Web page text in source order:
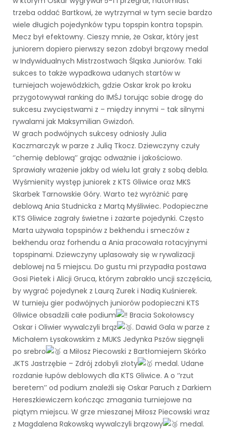
trzeba oddać Bartkowi, że wytrzymał w tym secie bardzo
wiele długich pojedynków typu topspin kontra topspin.
Mecz był efektowny. Cieszy mnie, że Oskar, który jest
juniorem dopiero pierwszy sezon zdobył brązowy medal
w Indywidualnych Mistrzostwach Śląska Juniorów. Taki
sukces to także wypadkowa udanych startów w
turniejach wojewódzkich, gdzie Oskar krok po kroku
przygotowywał ranking do IMŚJ torując sobie drogę do
sukcesu zwycięstwami z – między innymi – tak silnymi
rywalami jak Maksymilian Gwizdoń.
W grach podwójnych sukcesy odniosły Julia
Kaczmarczyk w parze z Julią Tkocz. Dziewczyny czuły
‘’chemię deblową’’ grając odważnie i jakościowo.
Sprawiały wrażenie jakby od wielu lat grały z sobą debla.
Wyśmienity występ juniorek z KTS Gliwice oraz MKS
Skarbek Tarnowskie Góry. Warto też wyróżnić parę
deblową Ania Studnicka z Martą Myśliwiec. Podopieczne
KTS Gliwice zagrały świetne i zażarte pojedynki. Często
Marta używała topspinów z bekhendu i smeczów z
bekhendu oraz forhendu a Ania pracowała rotacyjnymi
topspinami. Dziewczyny uplasowały się w rywalizacji
deblowej na 5 miejscu. Do gustu mi przypadła postawa
Gosi Pietek i Alicji Gruca, którym zabrakło uncji szczęścia,
by wygrać pojedynek z Laurą Zurek i Nadią Kuśnierek.
W turnieju gier podwójnych juniorów podopieczni KTS
Gliwice obsadzili całe podium
Bracia Sokołowscy
Oskar i Oliwier wywalczyli brąz
. Dawid Gala w parze z
Michałem Łysakowskim z MUKS Jedynka Pszów sięgnęli
po srebro
a Miłosz Piecowski z Bartłomiejem Skórko
JKTS Jastrzębie – Zdrój zdobyli złoty
medal. Udane
rozdanie łupów deblowych dla KTS Gliwice. A o ‘’rzut
beretem’’ od podium znaleźli się Oskar Paruch z Darkiem
Hereszkiewiczem kończąc zmagania turniejowe na
piątym miejscu. W grze mieszanej Miłosz Piecowski wraz
z Magdalena Rakowską wywalczyli brązowy
medal.